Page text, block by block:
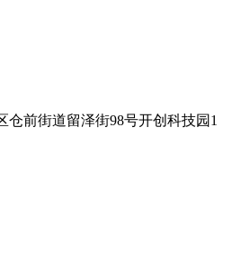
仓前街道留泽街98号开创科技园1